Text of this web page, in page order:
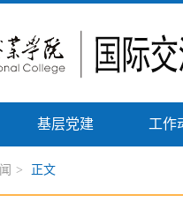
基层党建 工作
> 正文